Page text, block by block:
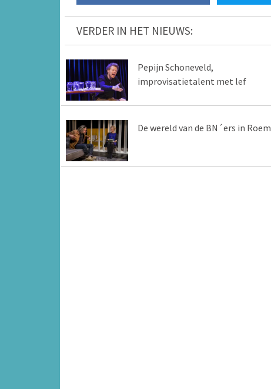
VERDER IN HET NIEUWS:
Pepijn Schoneveld,
improvisatietalent met lef
De wereld van de BN´ers in Roem